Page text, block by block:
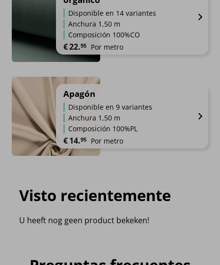
Disponible en 14 variantes
Anchura 1,50 m
Composición 100%CO
€22.95 Por metro
Apagón
Disponible en 9 variantes
Anchura 1,50 m
Composición 100%PL
€14.95 Por metro
Visto recientemente
U heeft nog geen product bekeken!